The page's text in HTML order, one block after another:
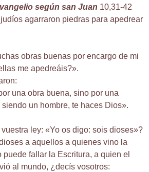
según san Juan 10,31-42
agarraron piedras para apedrear
obras buenas por encargo de mi
me apedreáis?».
una obra buena, sino por una
un hombre, te haces Dios».
ley: «Yo os digo: sois dioses»?
a aquellos a quienes vino la
puede fallar la Escritura, a quien el
al mundo, ¿decís vosotros: